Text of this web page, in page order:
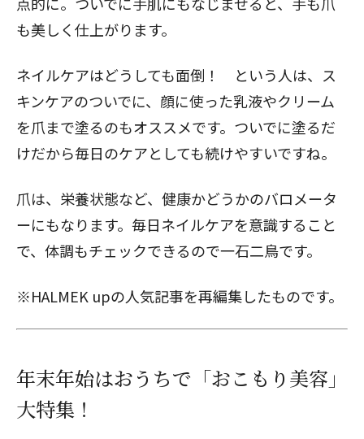
も美しく仕上がります。
ネイルケアはどうしても面倒！ という人は、ス
キンケアのついでに、顔に使った乳液やクリーム
を爪まで塗るのもオススメです。ついでに塗るだ
けだから毎日のケアとしても続けやすいですね。
爪は、栄養状態など、健康かどうかのバロメータ
ーにもなります。毎日ネイルケアを意識すること
で、体調もチェックできるので一石二鳥です。
※HALMEK upの人気記事を再編集したものです。
年末年始はおうちで「おこもり美容」
大特集！
閉じる